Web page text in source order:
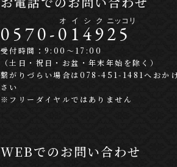
0570-0 1 4925
受付時間：9:00〜17:00
（土日・祝日・お盆・年末年始を除く）
繋がりづらい場合は078-451-1481へおか
さい
※フリーダイヤルではありません
WEBでのお問い合わせ